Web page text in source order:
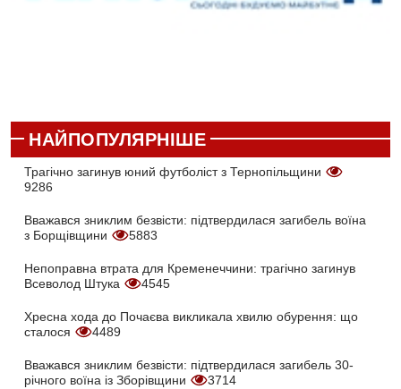
НАЙПОПУЛЯРНІШЕ
Трагічно загинув юний футболіст з Тернопільщини
9286
Вважався зниклим безвісти: підтвердилася загибель воїна
з Борщівщини
5883
Непоправна втрата для Кременеччини: трагічно загинув
Всеволод Штука
4545
Хресна хода до Почаєва викликала хвилю обурення: що
сталося
4489
Вважався зниклим безвісти: підтвердилася загибель 30-
річного воїна із Зборівщини
3714